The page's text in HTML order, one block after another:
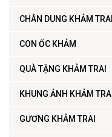
CHÂN DUNG KHẢM TRAI
CON ỐC KHẢM
QUÀ TẶNG KHẢM TRAI
KHUNG ẢNH KHẢM TRAI
GƯƠNG KHẢM TRAI